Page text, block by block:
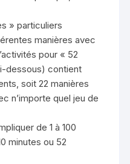
» particuliers
manières avec
pour « 52
dessous) contient
soit 22 manières
n’importe quel jeu de
de 1 à 100
minutes ou 52